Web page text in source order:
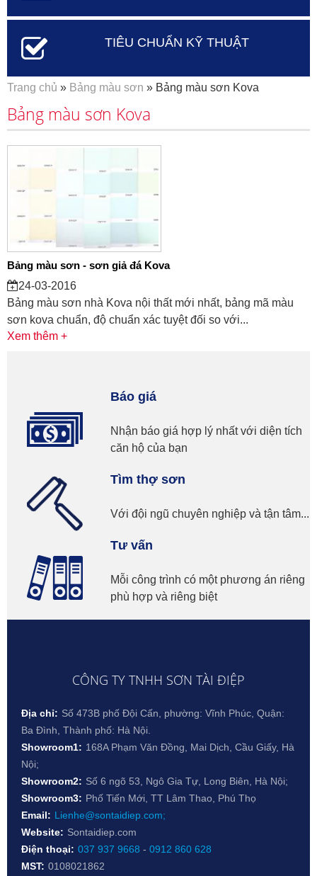
TIÊU CHUẨN KỸ THUẬT
Bạn đang ở đây
Trang chủ » Bảng màu sơn » Bảng màu sơn Kova
Bảng màu sơn Kova
Bảng màu sơn - sơn giả đá Kova
24-03-2016
Bảng màu sơn nhà Kova nội thất mới nhất, bảng mã màu
sơn kova chuẩn, độ chuẩn xác tuyệt đối so với...
Xem thêm +
Báo giá
Nhận báo giá hợp lý nhất với diện tích
căn hộ của bạn
Tìm thợ sơn
Với đội ngũ chuyên nghiệp và tận tâm...
Tư vấn
Mỗi công trình có một phương án riêng
phù hợp và riêng biệt
CÔNG TY TNHH SƠN TÀI ĐIỆP
Địa chỉ: Số 473B phố Đội Cấn, phường: Vĩnh Phúc, Quận:
Ba Đình, Thành phố: Hà Nội.
Showroom1: 168A Phạm Văn Đồng, Mai Dịch, Cầu Giấy, Hà
Nội;
Showroom2: Số 6 ngõ 53, Ngô Gia Tự, Long Biên, Hà Nội;
Showroom3: Phố Tiến Mới, TT Lâm Thao, Phú Thọ
Email: Lienhe@sontaidiep.com;
Website: Sontaidiep.com
Điện thoại: 037 937 9668 - 0912 860 628
MST: 0108021862